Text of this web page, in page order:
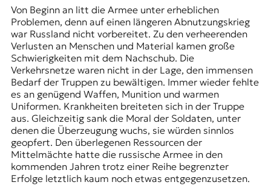
Von Beginn an litt die Armee unter erheblichen
Problemen, denn auf einen längeren Abnutzungskrieg
war Russland nicht vorbereitet. Zu den verheerenden
Verlusten an Menschen und Material kamen große
Schwierigkeiten mit dem Nachschub. Die
Verkehrsnetze waren nicht in der Lage, den immensen
Bedarf der Truppen zu bewältigen. Immer wieder fehlte
es an genügend Waffen, Munition und warmen
Uniformen. Krankheiten breiteten sich in der Truppe
aus. Gleichzeitig sank die Moral der Soldaten, unter
denen die Überzeugung wuchs, sie würden sinnlos
geopfert. Den überlegenen Ressourcen der
Mittelmächte hatte die russische Armee in den
kommenden Jahren trotz einer Reihe begrenzter
Erfolge letztlich kaum noch etwas entgegenzusetzen.